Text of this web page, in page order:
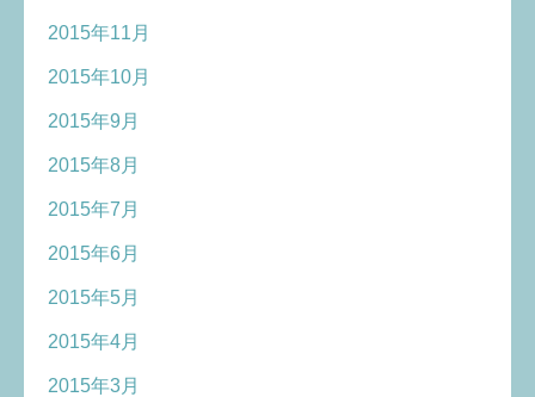
2015年11月
2015年10月
2015年9月
2015年8月
2015年7月
2015年6月
2015年5月
2015年4月
2015年3月